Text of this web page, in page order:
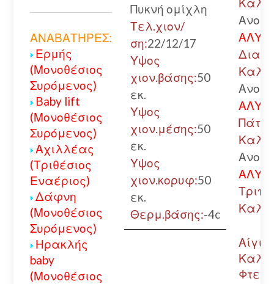
ΑΝΑΒΑΤΗΡΕΣ:
Ερμής
(Μονοθέσιος
Συρόμενος)
Baby lift
(Μονοθέσιος
Συρόμενος)
Αχιλλέας
(Τριθέσιος
Εναέριος)
Δάφνη
(Μονοθέσιος
Συρόμενος)
Ηρακλής
baby
(Μονοθέσιος
Πυκνή ομίχλη
Τελ.χιον/
ση:22/12/17
Υψος
χιον.βάσης:50
εκ.
Υψος
χιον.μέσης:50
εκ.
Υψος
χιον.κορυφ:50
εκ.
Θερμ.βάσης:-4c